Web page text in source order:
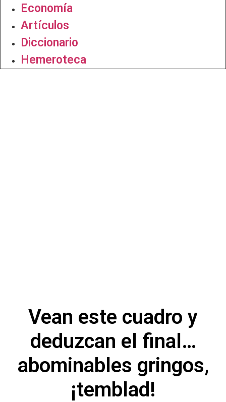
Economía
Artículos
Diccionario
Hemeroteca
Vean este cuadro y
deduzcan el final…
abominables gringos,
¡temblad!